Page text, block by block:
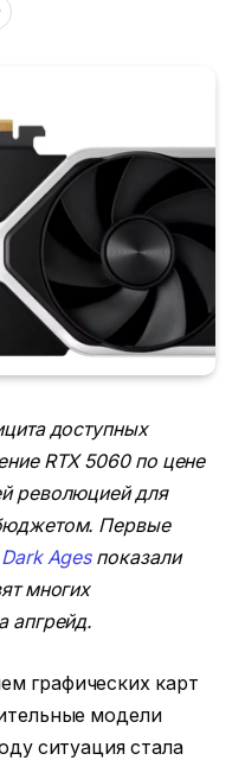
доступных
RTX 5060 по цене
революцией для
Первые
Agesпоказали
многих
апгрейд.
графических карт
модели
ситуация стала